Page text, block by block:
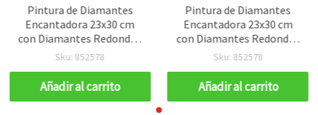
Pintura de Diamantes
Encantadora 23x30 cm
con Diamantes Redondos
– Bordado Diamante
Marco Elegante DG-30133
Sku: 852578
Añadir al carrito
Pintura de Diamantes
Encantadora 23x30 cm
con Diamantes Redondos
– Bordado Diamante
Marco Elegante DG-30133
Sku: 852578
Añadir al carrito